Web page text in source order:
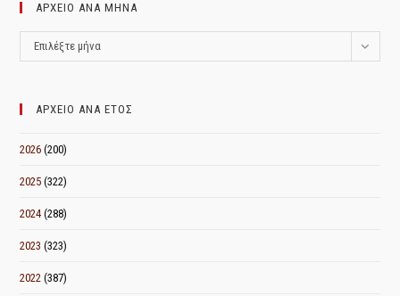
ΑΡΧΕΙΟ ΑΝΑ ΜΗΝΑ
ΑΡΧΕΙΟ
ΑΝΑ
Επιλέξτε μήνα
ΑΡΧΕΙΟ ΑΝΑ ΕΤΟΣ
2026 (200)
2025 (322)
2024 (288)
2023 (323)
2022 (387)